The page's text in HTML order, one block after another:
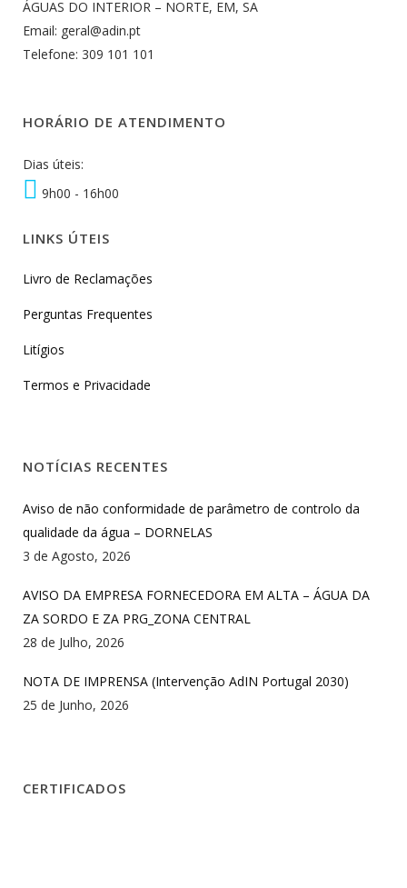
ÁGUAS DO INTERIOR – NORTE, EM, SA
Email: geral@adin.pt
Telefone: 309 101 101
HORÁRIO DE ATENDIMENTO
Dias úteis:
9h00 - 16h00
LINKS ÚTEIS
Livro de Reclamações
Perguntas Frequentes
Litígios
Termos e Privacidade
NOTÍCIAS RECENTES
Aviso de não conformidade de parâmetro de controlo da
qualidade da água – DORNELAS
3 de Agosto, 2026
AVISO DA EMPRESA FORNECEDORA EM ALTA – ÁGUA DA
ZA SORDO E ZA PRG_ZONA CENTRAL
28 de Julho, 2026
NOTA DE IMPRENSA (Intervenção AdIN Portugal 2030)
25 de Junho, 2026
CERTIFICADOS